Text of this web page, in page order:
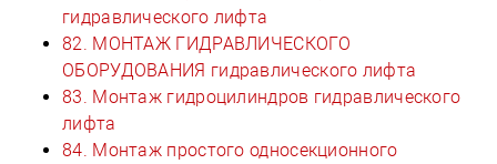
гидравлического лифта
82. МОНТАЖ ГИДРАВЛИЧЕСКОГО
ОБОРУДОВАНИЯ гидравлического лифта
83. Монтаж гидроцилиндров гидравлического
лифта
84. Монтаж простого односекционного